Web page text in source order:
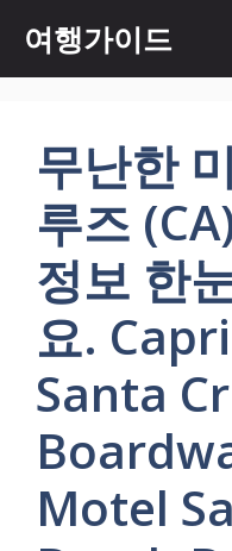
츠
여행가이드
무난한
루즈
정보 한
요.
Santa
Motel